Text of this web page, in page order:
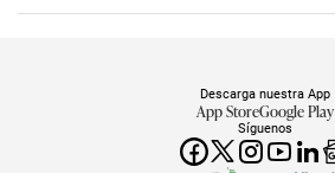
Síguenos
Descarga nuestra App
App StoreGoogle Play